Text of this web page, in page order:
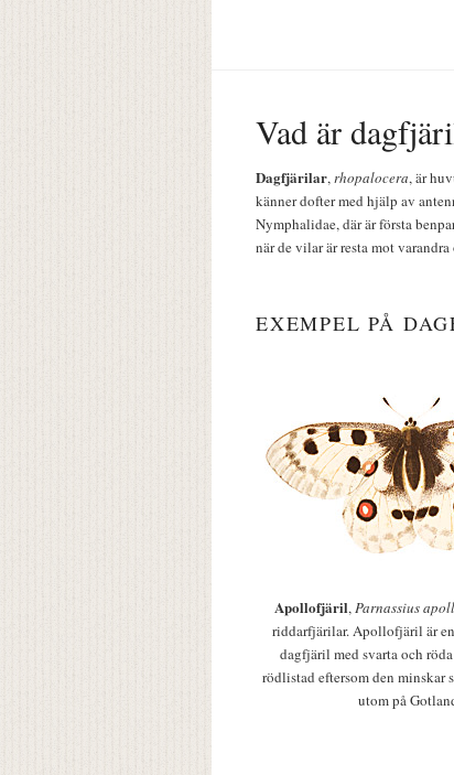
Vad är
Dagfjärilar,rhopalocera, är
känner dofter med hjälp av
Nymphalidae, där är första
när de vilar är resta mot
EXEMPEL PÅ
Apollofjäril,Parnassius
riddarfjärilar. Apollofjäril är
dagfjäril med svarta och
rödlistad eftersom den minskar
utom på